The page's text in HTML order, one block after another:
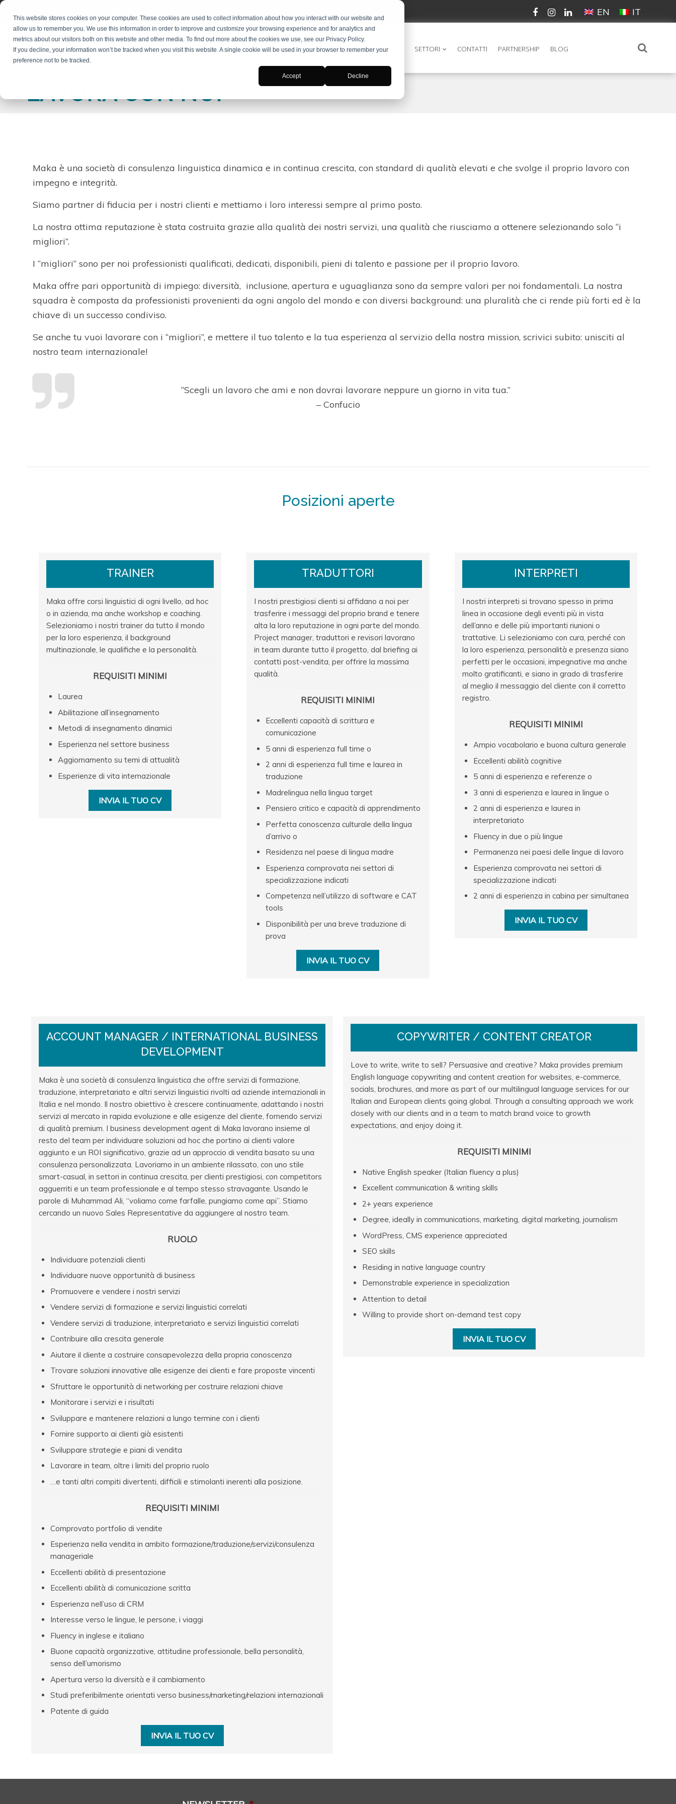
This website stores cookies on your computer. These cookies are used to collect information about how you interact with our website and
allow us to remember you. We use this information in order to improve and customize your browsing experience and for analytics and
metrics about our visitors both on this website and other media. To find out more about the cookies we use, see our Privacy Policy.
If you decline, your information won’t be tracked when you visit this website. A single cookie will be used in your browser to remember your
preference not to be tracked.
Accept Decline
EN IT
FORMAZIONE DIGITAL MARKETING INTERPRETARIATO SOLUZIONI SETTORI CONTATTI PARTNERSHIP BLOG
LAVORA CON NOI
Maka è una società di consulenza linguistica dinamica e in continua crescita, con standard di qualità elevati e che svolge il proprio lavoro con
impegno e integrità.
Siamo partner di fiducia per i nostri clienti e mettiamo i loro interessi sempre al primo posto.
La nostra ottima reputazione è stata costruita grazie alla qualità dei nostri servizi, una qualità che riusciamo a ottenere selezionando solo “i
migliori”.
I “migliori” sono per noi professionisti qualificati, dedicati, disponibili, pieni di talento e passione per il proprio lavoro.
Maka offre pari opportunità di impiego: diversità, inclusione, apertura e uguaglianza sono da sempre valori per noi fondamentali. La nostra
squadra è composta da professionisti provenienti da ogni angolo del mondo e con diversi background: una pluralità che ci rende più forti ed è la
chiave di un successo condiviso.
Se anche tu vuoi lavorare con i “migliori”, e mettere il tuo talento e la tua esperienza al servizio della nostra mission, scrivici subito: unisciti al
nostro team internazionale!
“Scegli un lavoro che ami e non dovrai lavorare neppure un giorno in vita tua.”
– Confucio
Posizioni aperte
TRAINER
Maka offre corsi linguistici di ogni livello, ad hoc
o in azienda, ma anche workshop e coaching.
Selezioniamo i nostri trainer da tutto il mondo
per la loro esperienza, il background
multinazionale, le qualifiche e la personalità.
REQUISITI MINIMI
Laurea
Abilitazione all’insegnamento
Metodi di insegnamento dinamici
Esperienza nel settore business
Aggiornamento su temi di attualità
Esperienze di vita internazionale
INVIA IL TUO CV
TRADUTTORI
I nostri prestigiosi clienti si affidano a noi per
trasferire i messaggi del proprio brand e tenere
alta la loro reputazione in ogni parte del mondo.
Project manager, traduttori e revisori lavorano
in team durante tutto il progetto, dal briefing ai
contatti post-vendita, per offrire la massima
qualità.
REQUISITI MINIMI
Eccellenti capacità di scrittura e
comunicazione
5 anni di esperienza full time o
2 anni di esperienza full time e laurea in
traduzione
Madrelingua nella lingua target
Pensiero critico e capacità di apprendimento
Perfetta conoscenza culturale della lingua
d’arrivo o
Residenza nel paese di lingua madre
Esperienza comprovata nei settori di
specializzazione indicati
Competenza nell’utilizzo di software e CAT
tools
Disponibilità per una breve traduzione di
prova
INVIA IL TUO CV
INTERPRETI
I nostri interpreti si trovano spesso in prima
linea in occasione degli eventi più in vista
dell’anno e delle più importanti riunioni o
trattative. Li selezioniamo con cura, perché con
la loro esperienza, personalità e presenza siano
perfetti per le occasioni, impegnative ma anche
molto gratificanti, e siano in grado di trasferire
al meglio il messaggio del cliente con il corretto
registro.
REQUISITI MINIMI
Ampio vocabolario e buona cultura generale
Eccellenti abilità cognitive
5 anni di esperienza e referenze o
3 anni di esperienza e laurea in lingue o
2 anni di esperienza e laurea in
interpretariato
Fluency in due o più lingue
Permanenza nei paesi delle lingue di lavoro
Esperienza comprovata nei settori di
specializzazione indicati
2 anni di esperienza in cabina per simultanea
INVIA IL TUO CV
ACCOUNT MANAGER / INTERNATIONAL BUSINESS
DEVELOPMENT
Maka è una società di consulenza linguistica che offre servizi di formazione,
traduzione, interpretariato e altri servizi linguistici rivolti ad aziende internazionali in
Italia e nel mondo. Il nostro obiettivo è crescere continuamente, adattando i nostri
servizi al mercato in rapida evoluzione e alle esigenze del cliente, fornendo servizi
di qualità premium. I business development agent di Maka lavorano insieme al
resto del team per individuare soluzioni ad hoc che portino ai clienti valore
aggiunto e un ROI significativo, grazie ad un approccio di vendita basato su una
consulenza personalizzata. Lavoriamo in un ambiente rilassato, con uno stile
smart-casual, in settori in continua crescita, per clienti prestigiosi, con competitors
agguerriti e un team professionale e al tempo stesso stravagante. Usando le
parole di Muhammad Ali, “voliamo come farfalle, pungiamo come api”. Stiamo
cercando un nuovo Sales Representative da aggiungere al nostro team.
RUOLO
Individuare potenziali clienti
Individuare nuove opportunità di business
Promuovere e vendere i nostri servizi
Vendere servizi di formazione e servizi linguistici correlati
Vendere servizi di traduzione, interpretariato e servizi linguistici correlati
Contribuire alla crescita generale
Aiutare il cliente a costruire consapevolezza della propria conoscenza
Trovare soluzioni innovative alle esigenze dei clienti e fare proposte vincenti
Sfruttare le opportunità di networking per costruire relazioni chiave
Monitorare i servizi e i risultati
Sviluppare e mantenere relazioni a lungo termine con i clienti
Fornire supporto ai clienti già esistenti
Sviluppare strategie e piani di vendita
Lavorare in team, oltre i limiti del proprio ruolo
…e tanti altri compiti divertenti, difficili e stimolanti inerenti alla posizione.
REQUISITI MINIMI
Comprovato portfolio di vendite
Esperienza nella vendita in ambito formazione/traduzione/servizi/consulenza
manageriale
Eccellenti abilità di presentazione
Eccellenti abilità di comunicazione scritta
Esperienza nell’uso di CRM
Interesse verso le lingue, le persone, i viaggi
Fluency in inglese e italiano
Buone capacità organizzative, attitudine professionale, bella personalità,
senso dell’umorismo
Apertura verso la diversità e il cambiamento
Studi preferibilmente orientati verso business/marketing/relazioni internazionali
Patente di guida
INVIA IL TUO CV
COPYWRITER / CONTENT CREATOR
Love to write, write to sell? Persuasive and creative? Maka provides premium
English language copywriting and content creation for websites, e-commerce,
socials, brochures, and more as part of our multilingual language services for our
Italian and European clients going global. Through a consulting approach we work
closely with our clients and in a team to match brand voice to growth
expectations, and enjoy doing it.
REQUISITI MINIMI
Native English speaker (Italian fluency a plus)
Excellent communication & writing skills
2+ years experience
Degree, ideally in communications, marketing, digital marketing, journalism
WordPress, CMS experience appreciated
SEO skills
Residing in native language country
Demonstrable experience in specialization
Attention to detail
Willing to provide short on-demand test copy
INVIA IL TUO CV